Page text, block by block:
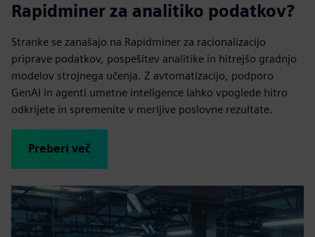
Rapidminer za analitiko podatkov?
Stranke se zanašajo na Rapidminer za racionalizacijo
priprave podatkov, pospešitev analitike in hitrejšo gradnjo
modelov strojnega učenja. Z avtomatizacijo, podporo
GenAI in agenti umetne inteligence lahko vpoglede hitro
odkrijete in spremenite v merljive poslovne rezultate.
Preberi več